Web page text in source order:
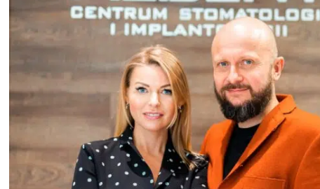
Stomatologia
estetyczna
Stomatologia
cyfrowa
Stomatologia
Stomatologia
zachowawcza
Periodontologia